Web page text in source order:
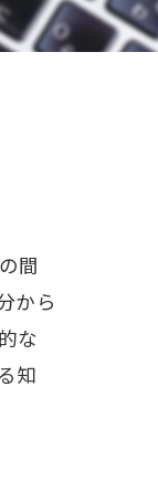
間
から
な
知